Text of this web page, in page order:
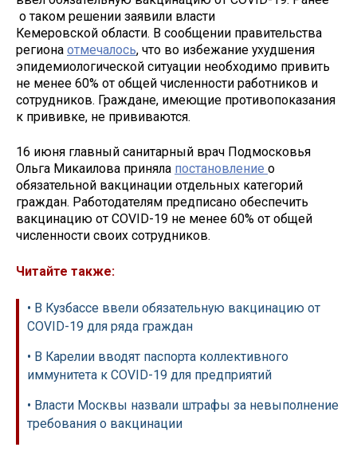
о таком решении заявили власти
Кемеровской области. В сообщении правительства
региона отмечалось, что во избежание ухудшения
эпидемиологической ситуации необходимо привить
не менее 60% от общей численности работников и
сотрудников. Граждане, имеющие противопоказания
к прививке, не прививаются.
16 июня главный санитарный врач Подмосковья
Ольга Микаилова приняла постановление о
обязательной вакцинации отдельных категорий
граждан. Работодателям предписано обеспечить
вакцинацию от COVID-19 не менее 60% от общей
численности своих сотрудников.
Читайте также:
• В Кузбассе ввели обязательную вакцинацию от
COVID-19 для ряда граждан
• В Карелии вводят паспорта коллективного
иммунитета к COVID-19 для предприятий
• Власти Москвы назвали штрафы за невыполнение
требования о вакцинации